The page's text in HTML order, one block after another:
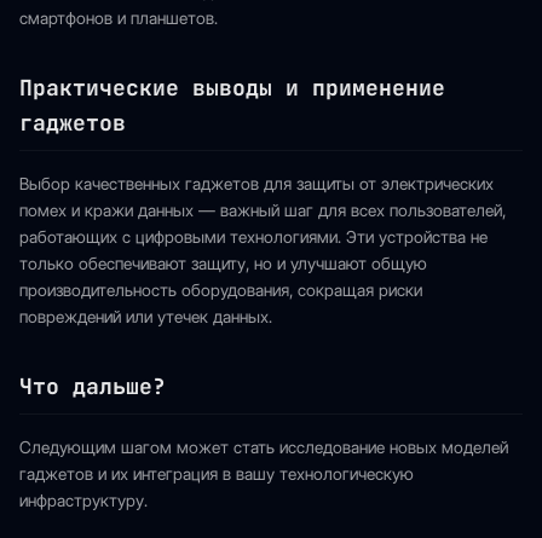
смартфонов и планшетов.
Практические выводы и применение
гаджетов
Выбор качественных гаджетов для защиты от электрических
помех и кражи данных — важный шаг для всех пользователей,
работающих с цифровыми технологиями. Эти устройства не
только обеспечивают защиту, но и улучшают общую
производительность оборудования, сокращая риски
повреждений или утечек данных.
Что дальше?
Следующим шагом может стать исследование новых моделей
гаджетов и их интеграция в вашу технологическую
инфраструктуру.